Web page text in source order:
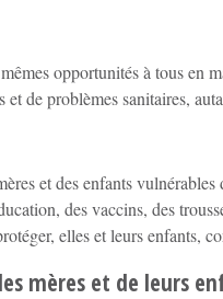
opportunités à tous en
de problèmes sanitaires,
et des enfants
des vaccins, des
elles et leurs enfants,
mères et de leurs